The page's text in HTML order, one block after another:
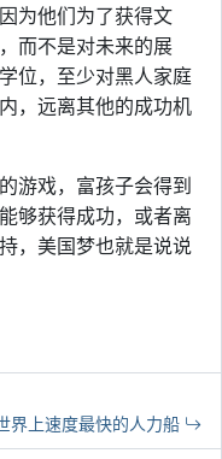
为他们为了获得文
而不是对未来的展
位，至少对黑人家庭
，远离其他的成功机
游戏，富孩子会得到
够获得成功，或者离
，美国梦也就是说说
界上速度最快的人力船